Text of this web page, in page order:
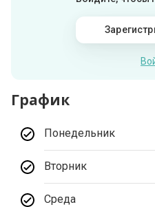
График
Понедельник
Вторник
Среда